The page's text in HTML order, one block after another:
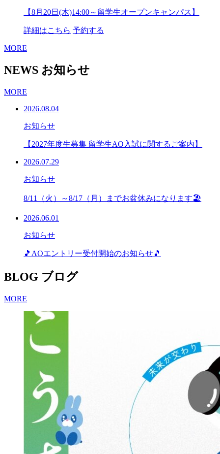
【8月20日(木)14:00～留学生オープンキャンパス】
詳細はこちら 予約する
MORE
NEWS お知らせ
MORE
2026.08.04
お知らせ
【2027年度生募集 留学生AO入試に関するご案内】
2026.07.29
お知らせ
8/11（火）～8/17（月）までお盆休みになります🏖
2026.06.01
お知らせ
🎵AOエントリー受付開始のお知らせ🎵
BLOG ブログ
MORE